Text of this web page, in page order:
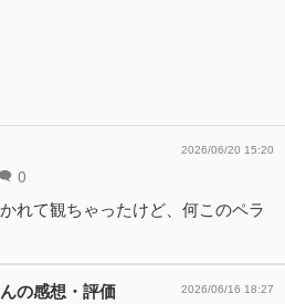
0
2026/06/20 15:20
れて観ちゃったけど、何このペラ
の感想・評価 2026/06/16 18:27